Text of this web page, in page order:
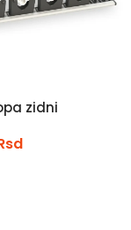
zidni